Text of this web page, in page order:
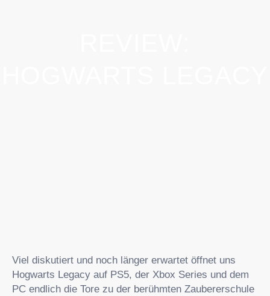
Viel diskutiert und noch länger erwartet öffnet uns
Hogwarts Legacy auf PS5, der Xbox Series und dem
PC endlich die Tore zu der berühmten Zaubererschule